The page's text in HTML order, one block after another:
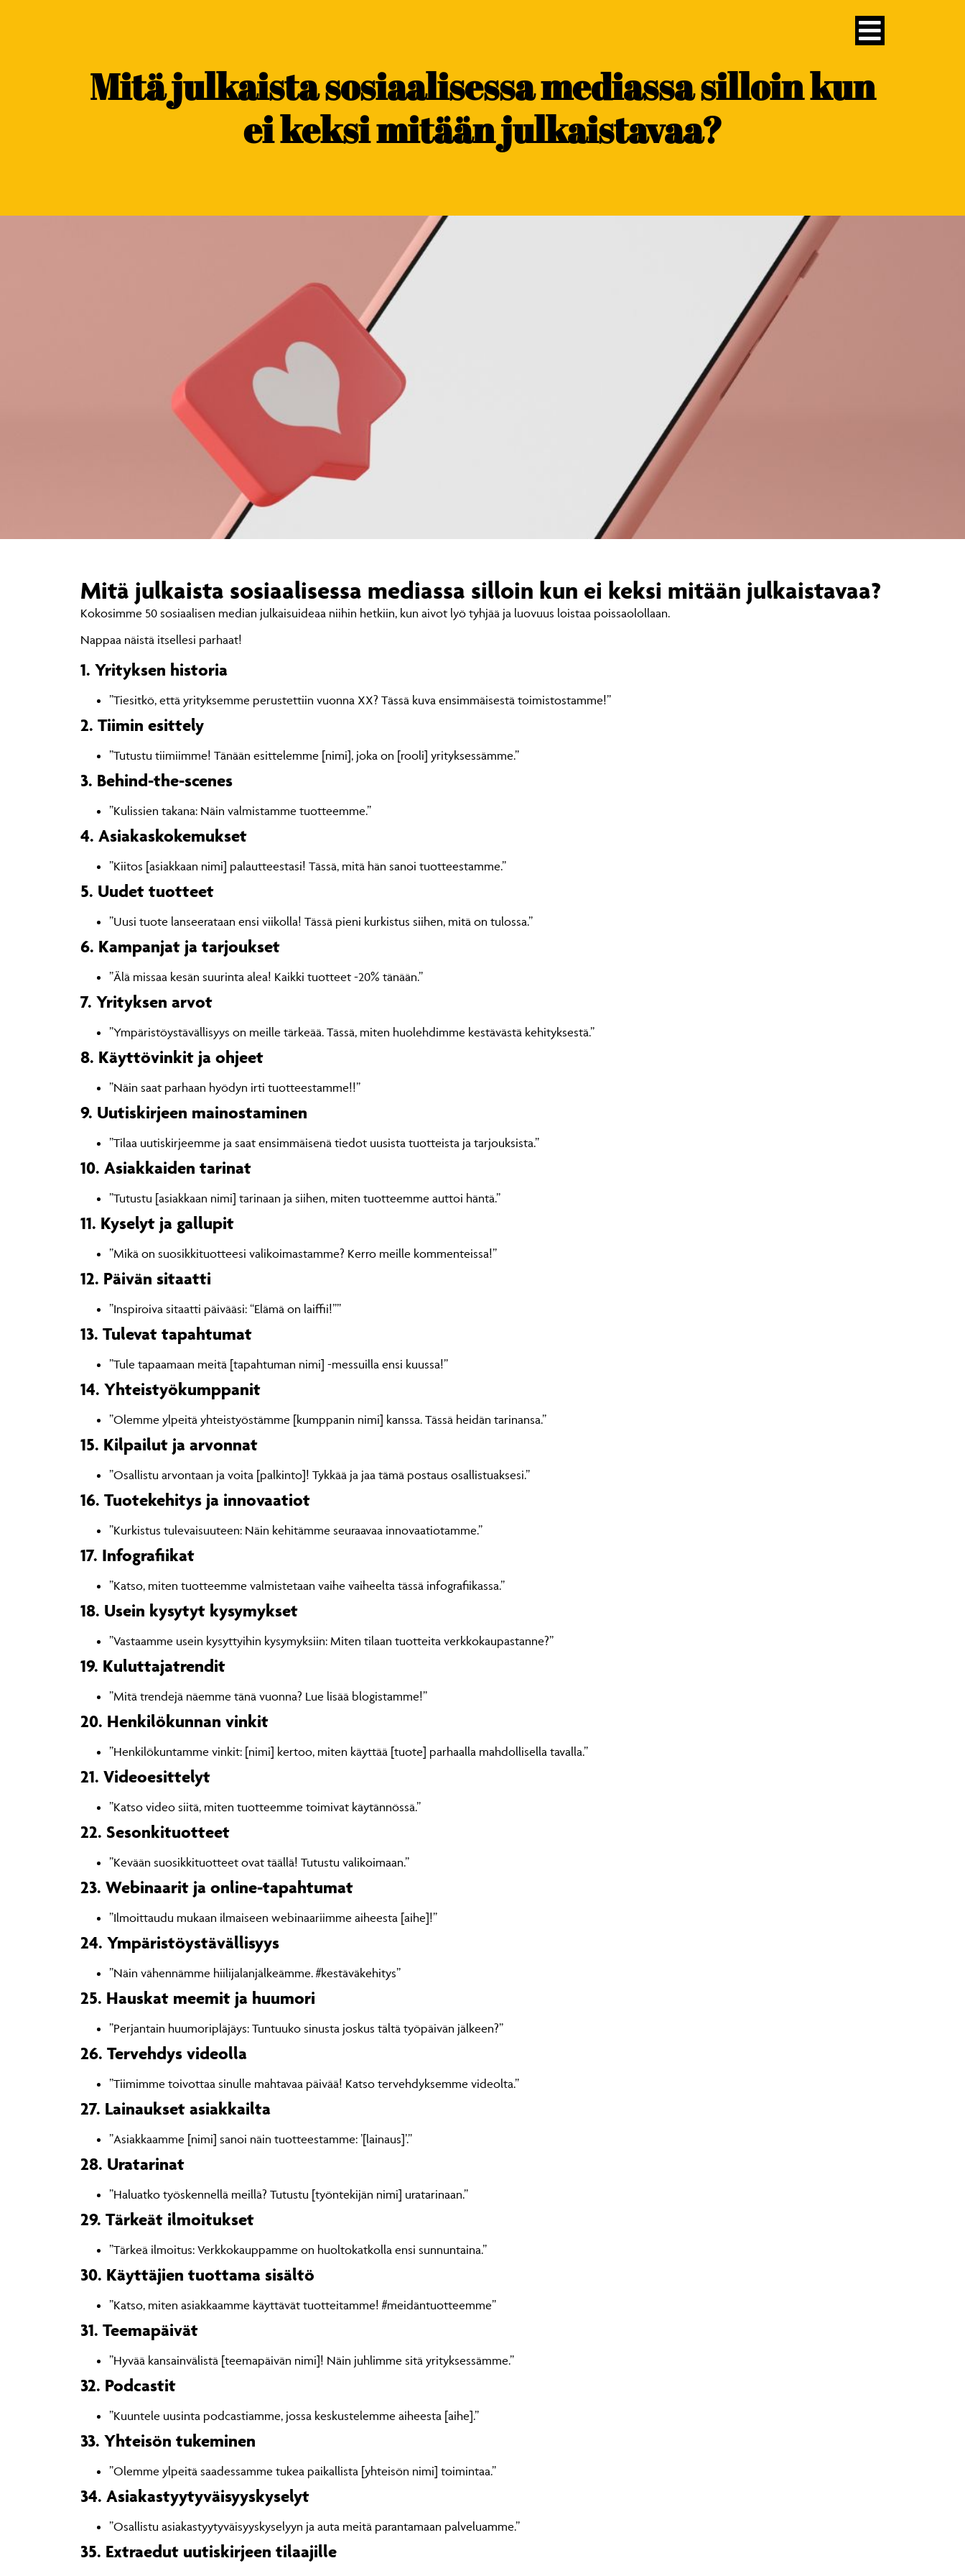
Mitä julkaista sosiaalisessa mediassa silloin kun
ei keksi mitään julkaistavaa?
Mitä julkaista sosiaalisessa mediassa silloin kun ei keksi mitään julkaistavaa?
Kokosimme 50 sosiaalisen median julkaisuideaa niihin hetkiin, kun aivot lyö tyhjää ja luovuus loistaa poissaolollaan.
Nappaa näistä itsellesi parhaat!
1. Yrityksen historia
”Tiesitkö, että yrityksemme perustettiin vuonna XX? Tässä kuva ensimmäisestä toimistostamme!”
2. Tiimin esittely
”Tutustu tiimiimme! Tänään esittelemme [nimi], joka on [rooli] yrityksessämme.”
3. Behind-the-scenes
”Kulissien takana: Näin valmistamme tuotteemme.”
4. Asiakaskokemukset
”Kiitos [asiakkaan nimi] palautteestasi! Tässä, mitä hän sanoi tuotteestamme.”
5. Uudet tuotteet
”Uusi tuote lanseerataan ensi viikolla! Tässä pieni kurkistus siihen, mitä on tulossa.”
6. Kampanjat ja tarjoukset
”Älä missaa kesän suurinta alea! Kaikki tuotteet -20% tänään.”
7. Yrityksen arvot
”Ympäristöystävällisyys on meille tärkeää. Tässä, miten huolehdimme kestävästä kehityksestä.”
8. Käyttövinkit ja ohjeet
”Näin saat parhaan hyödyn irti tuotteestamme!!”
9. Uutiskirjeen mainostaminen
”Tilaa uutiskirjeemme ja saat ensimmäisenä tiedot uusista tuotteista ja tarjouksista.”
10. Asiakkaiden tarinat
”Tutustu [asiakkaan nimi] tarinaan ja siihen, miten tuotteemme auttoi häntä.”
11. Kyselyt ja gallupit
”Mikä on suosikkituotteesi valikoimastamme? Kerro meille kommenteissa!”
12. Päivän sitaatti
”Inspiroiva sitaatti päivääsi: “Elämä on laiffii!””
13. Tulevat tapahtumat
”Tule tapaamaan meitä [tapahtuman nimi] -messuilla ensi kuussa!”
14. Yhteistyökumppanit
”Olemme ylpeitä yhteistyöstämme [kumppanin nimi] kanssa. Tässä heidän tarinansa.”
15. Kilpailut ja arvonnat
”Osallistu arvontaan ja voita [palkinto]! Tykkää ja jaa tämä postaus osallistuaksesi.”
16. Tuotekehitys ja innovaatiot
”Kurkistus tulevaisuuteen: Näin kehitämme seuraavaa innovaatiotamme.”
17. Infografiikat
”Katso, miten tuotteemme valmistetaan vaihe vaiheelta tässä infografiikassa.”
18. Usein kysytyt kysymykset
”Vastaamme usein kysyttyihin kysymyksiin: Miten tilaan tuotteita verkkokaupastanne?”
19. Kuluttajatrendit
”Mitä trendejä näemme tänä vuonna? Lue lisää blogistamme!”
20. Henkilökunnan vinkit
”Henkilökuntamme vinkit: [nimi] kertoo, miten käyttää [tuote] parhaalla mahdollisella tavalla.”
21. Videoesittelyt
”Katso video siitä, miten tuotteemme toimivat käytännössä.”
22. Sesonkituotteet
”Kevään suosikkituotteet ovat täällä! Tutustu valikoimaan.”
23. Webinaarit ja online-tapahtumat
”Ilmoittaudu mukaan ilmaiseen webinaariimme aiheesta [aihe]!”
24. Ympäristöystävällisyys
”Näin vähennämme hiilijalanjälkeämme. #kestäväkehitys”
25. Hauskat meemit ja huumori
”Perjantain huumoripläjäys: Tuntuuko sinusta joskus tältä työpäivän jälkeen?”
26. Tervehdys videolla
”Tiimimme toivottaa sinulle mahtavaa päivää! Katso tervehdyksemme videolta.”
27. Lainaukset asiakkailta
”Asiakkaamme [nimi] sanoi näin tuotteestamme: ’[lainaus]’.”
28. Uratarinat
”Haluatko työskennellä meillä? Tutustu [työntekijän nimi] uratarinaan.”
29. Tärkeät ilmoitukset
”Tärkeä ilmoitus: Verkkokauppamme on huoltokatkolla ensi sunnuntaina.”
30. Käyttäjien tuottama sisältö
”Katso, miten asiakkaamme käyttävät tuotteitamme! #meidäntuotteemme”
31. Teemapäivät
”Hyvää kansainvälistä [teemapäivän nimi]! Näin juhlimme sitä yrityksessämme.”
32. Podcastit
”Kuuntele uusinta podcastiamme, jossa keskustelemme aiheesta [aihe].”
33. Yhteisön tukeminen
”Olemme ylpeitä saadessamme tukea paikallista [yhteisön nimi] toimintaa.”
34. Asiakastyytyväisyyskyselyt
”Osallistu asiakastyytyväisyyskyselyyn ja auta meitä parantamaan palveluamme.”
35. Extraedut uutiskirjeen tilaajille